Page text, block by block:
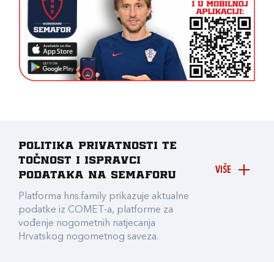
VIŠE
Politika privatnosti te
točnost i ispravci
podataka na Semaforu
Platforma hns.family prikazuje aktualne
podatke iz COMET-a, platforme za
vođenje nogometnih natjecanja
Hrvatskog nogometnog saveza.